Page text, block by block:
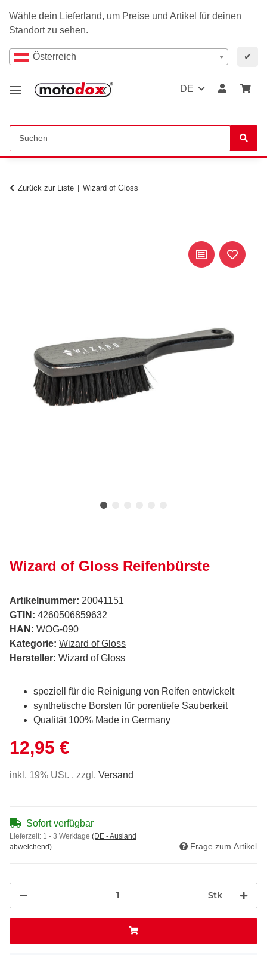
Wähle dein Lieferland, um Preise und Artikel für deinen
Standort zu sehen.
Österreich ✔
DE
Zurück zur Liste Wizard of Gloss
Wizard of Gloss Reifenbürste
Artikelnummer: 20041151
GTIN: 4260506859632
HAN: WOG-090
Kategorie: Wizard of Gloss
Hersteller: Wizard of Gloss
speziell für die Reinigung von Reifen entwickelt
synthetische Borsten für porentiefe Sauberkeit
Qualität 100% Made in Germany
12,95 €
inkl. 19% USt. , zzgl. Versand
Sofort verfügbar
Lieferzeit: 1 - 3 Werktage (DE - Ausland
abweichend)
Frage zum Artikel
Stk